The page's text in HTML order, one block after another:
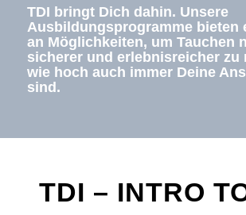
TDI bringt Dich dahin. Unsere
Ausbildungsprogramme bieten
an Möglichkeiten, um Tauchen
sicherer und erlebnisreicher zu
wie hoch auch immer Deine
sind.
TDI – INTRO